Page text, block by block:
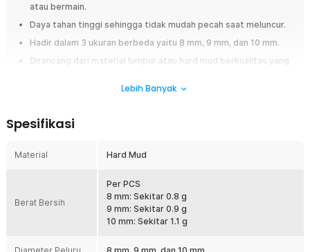
atau bermain.
Daya tahan tinggi sehingga tidak mudah pecah saat meluncur.
Hadir dalam 3 ukuran berbeda yaitu 8 mm, 9 mm, dan 10 mm.
Dirancang dari material lumpur atau hard mud berkualitas yang
Akurasi tembakan tidak hanya bergantung pada teknik, tetapi juga pada
kualitas peluru yang digunakan. Yernea Peluru Ketapel Hard Mud
dengan ketapel taktis. Terbuat dari material lumpur keras yang telah
tinggi. Hadir dalam tiga ukuran berbeda, cocok untuk latihan menembak
jarak jauh maupun sekadar permainan target ringan.
Dirancang Khusus untuk Ketapel Taktikal
Lebih Banyak
Spesifikasi
Material Hard Mud
Berat Bersih
Per PCS
8 mm: Sekitar 0.8 g
9 mm: Sekitar 0.9 g
10 mm: Sekitar 1.1 g
Diameter Peluru 8 mm, 9 mm, dan 10 mm